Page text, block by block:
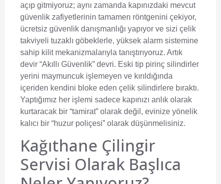
açıp gitmiyoruz; aynı zamanda kapınızdaki mevcut
güvenlik zafiyetlerinin tamamen röntgenini çekiyor,
ücretsiz güvenlik danışmanlığı yapıyor ve sizi çelik
takviyeli tuzaklı göbeklerle, yüksek alarm sistemine
sahip kilit mekanizmalarıyla tanıştırıyoruz. Artık
devir “Akıllı Güvenlik” devri. Eski tip pirinç silindirler
yerini maymuncuk işlemeyen ve kırıldığında
içeriden kendini bloke eden çelik silindirlere bıraktı.
Yaptığımız her işlemi sadece kapınızı anlık olarak
kurtaracak bir “tamirat” olarak değil, evinize yönelik
kalıcı bir “huzur poliçesi” olarak düşünmelisiniz.
Kağıthane Çilingir
Servisi Olarak Başlıca